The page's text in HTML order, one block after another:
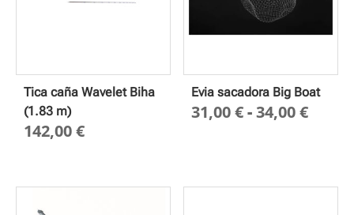
Tica caña Wavelet Biha
(1.83 m)
142,00€
Evia sacadora Big Boat
31,00€-34,00€
31,00